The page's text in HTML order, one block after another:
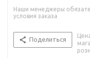
Наши менеджеры
условия заказа
Поделиться